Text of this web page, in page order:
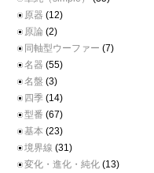
原器 (12)
原論 (2)
同軸型ウーファー (7)
名器 (55)
名盤 (3)
四季 (14)
型番 (67)
基本 (23)
境界線 (31)
変化・進化・純化 (13)